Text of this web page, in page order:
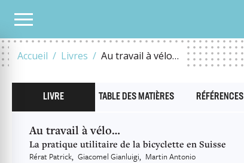
Accueil Livres Au travail à vélo…
NOTRE CATALOGUE
LIVRE TABLE DES MATIÈRES RÉFÉRENCES
Au travail à vélo…
La pratique utilitaire de la bicyclette en Suisse
Rérat Patrick Giacomel Gianluigi Martin Antonio